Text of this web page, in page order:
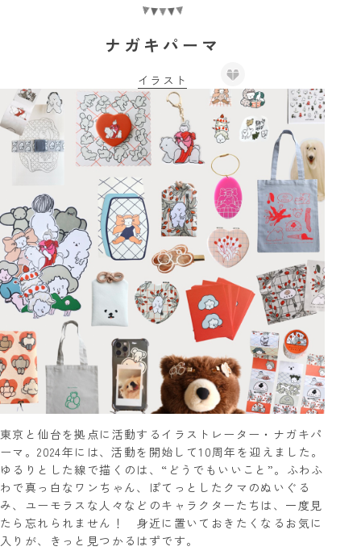
ナガキパーマ
イラスト
東京と仙台を拠点に活動するイラストレーター・ナガキパ
ーマ。2024年には、活動を開始して10周年を迎えました。
ゆるりとした線で描くのは、“どうでもいいこと”。ふわふ
わで真っ白なワンちゃん、ぽてっとしたクマのぬいぐる
み、ユーモラスな人々などのキャラクターたちは、一度見
たら忘れられません！ 身近に置いておきたくなるお気に
入りが、きっと見つかるはずです。